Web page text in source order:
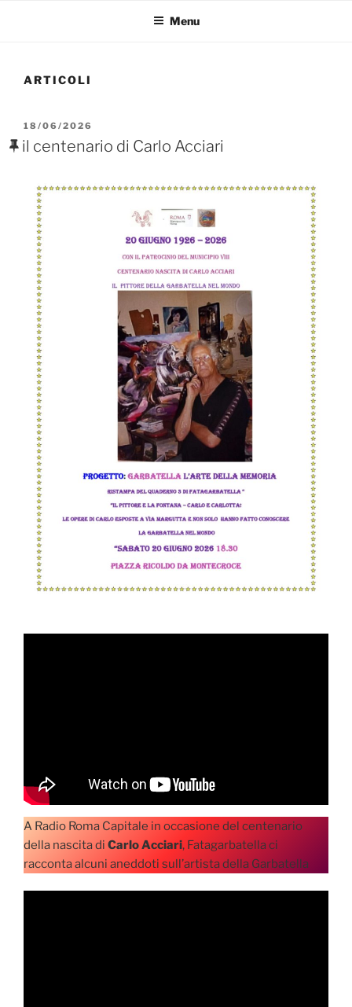
Menu
ARTICOLI
PUBBLICATO
IL
18/06/2026
il centenario di Carlo Acciari
A Radio Roma Capitale in occasione del centenario
della nascita di Carlo Acciari, Fatagarbatella ci
racconta alcuni aneddoti sull’artista della Garbatella